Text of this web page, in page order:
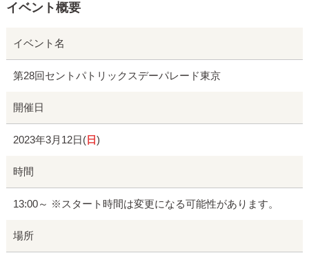
イベント概要
イベント名
第28回セントパトリックスデーパレード東京
開催日
2023年3月12日(日)
時間
13:00～ ※スタート時間は変更になる可能性があります。
場所